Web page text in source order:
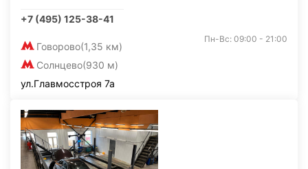
+7 (495) 125-38-41
Говорово(1,35 км)
Солнцево(930 м)
Пн-Вс: 09:00 - 21:00
ул.Главмосстроя 7а